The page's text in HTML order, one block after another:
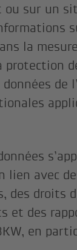
sur un
la
de
lien avec
droits
et des
en